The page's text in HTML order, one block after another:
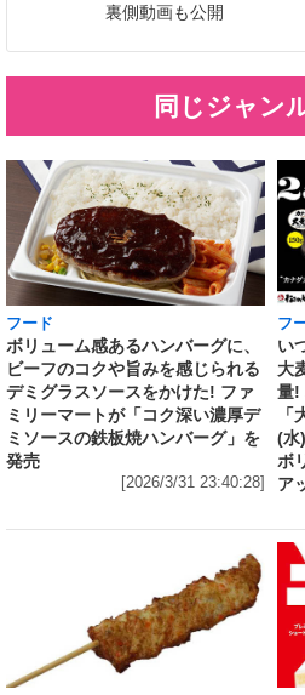
裏側動画も公開
同じジャン
フード
ボリューム感あるハンバーグに、
ビーフのコクや旨みを感じられる
デミグラスソースをかけた! ファ
ミリーマートが「コク深い濃厚デ
ミソースの鉄板焼ハンバーグ」を
発売
[2026/3/31 23:40:28]
フ
い
大
量!
(水
ボ
ア